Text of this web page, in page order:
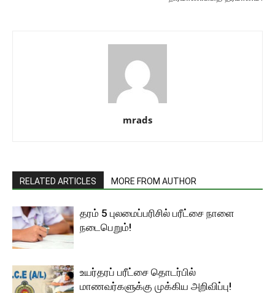
mrads
RELATED ARTICLES MORE FROM AUTHOR
தரம் 5 புலமைப்பரிசில் பரீட்சை நாளை
நடைபெறும்!
உயர்தரப் பரீட்சை தொடர்பில்
மாணவர்களுக்கு முக்கிய அறிவிப்பு!